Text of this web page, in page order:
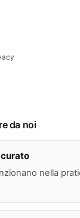
da noi
nella